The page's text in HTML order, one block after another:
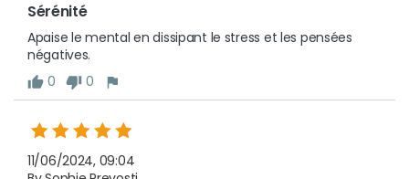
Sérénité
Apaise le mental en dissipant le stress et les pensées
négatives.
0
0
11/06/2024, 09:04